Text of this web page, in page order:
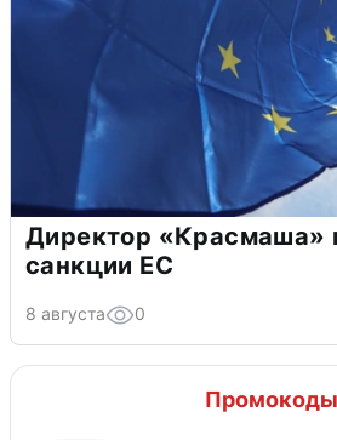
Директор «Красмаша»
санкции ЕС
8 августа 0
Промокоды